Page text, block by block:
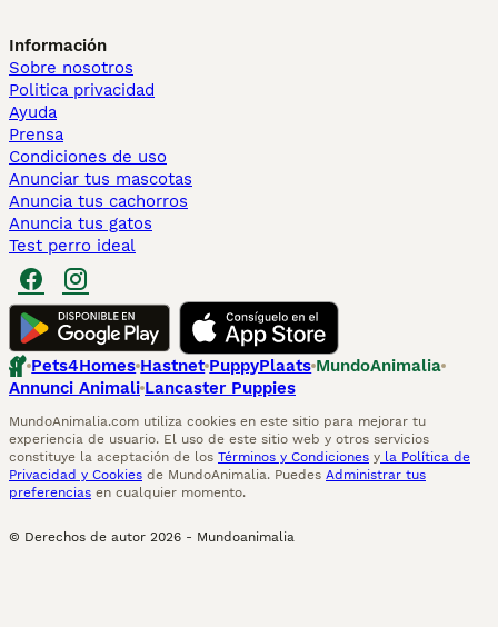
Información
Sobre nosotros
Politica privacidad
Ayuda
Prensa
Condiciones de uso
Anunciar tus mascotas
Anuncia tus cachorros
Anuncia tus gatos
Test perro ideal
Pets4Homes Hastnet PuppyPlaats MundoAnimalia
Annunci Animali Lancaster Puppies
MundoAnimalia.com utiliza cookies en este sitio para mejorar tu
experiencia de usuario. El uso de este sitio web y otros servicios
constituye la aceptación de los Términos y Condiciones y la Política de
Privacidad y Cookies de MundoAnimalia. Puedes Administrar tus
preferencias en cualquier momento.
© Derechos de autor 2026 - Mundoanimalia